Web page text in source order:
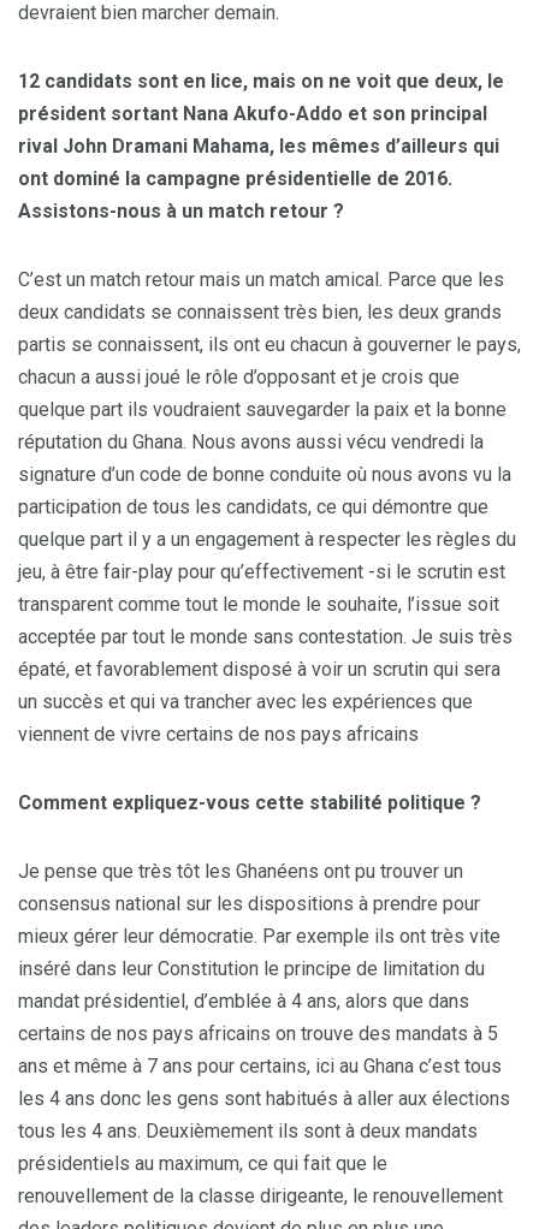
devraient bien marcher demain.
12 candidats sont en lice, mais on ne voit que deux, le
président sortant Nana Akufo-Addo et son principal
rival John Dramani Mahama, les mêmes d’ailleurs qui
ont dominé la campagne présidentielle de 2016.
Assistons-nous à un match retour ?
C’est un match retour mais un match amical. Parce que les
deux candidats se connaissent très bien, les deux grands
partis se connaissent, ils ont eu chacun à gouverner le pays,
chacun a aussi joué le rôle d’opposant et je crois que
quelque part ils voudraient sauvegarder la paix et la bonne
réputation du Ghana. Nous avons aussi vécu vendredi la
signature d’un code de bonne conduite où nous avons vu la
participation de tous les candidats, ce qui démontre que
quelque part il y a un engagement à respecter les règles du
jeu, à être fair-play pour qu’effectivement -si le scrutin est
transparent comme tout le monde le souhaite, l’issue soit
acceptée par tout le monde sans contestation. Je suis très
épaté, et favorablement disposé à voir un scrutin qui sera
un succès et qui va trancher avec les expériences que
viennent de vivre certains de nos pays africains
Comment expliquez-vous cette stabilité politique ?
Je pense que très tôt les Ghanéens ont pu trouver un
consensus national sur les dispositions à prendre pour
mieux gérer leur démocratie. Par exemple ils ont très vite
inséré dans leur Constitution le principe de limitation du
mandat présidentiel, d’emblée à 4 ans, alors que dans
certains de nos pays africains on trouve des mandats à 5
ans et même à 7 ans pour certains, ici au Ghana c’est tous
les 4 ans donc les gens sont habitués à aller aux élections
tous les 4 ans. Deuxièmement ils sont à deux mandats
présidentiels au maximum, ce qui fait que le
renouvellement de la classe dirigeante, le renouvellement